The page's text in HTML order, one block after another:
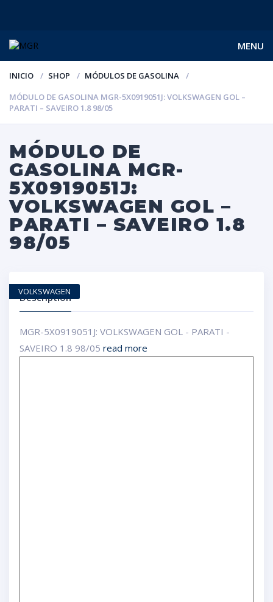
MENU
INICIO SHOP
MÓDULOS DE GASOLINA
MÓDULO DE GASOLINA MGR-5X0919051J: VOLKSWAGEN GOL –
PARATI – SAVEIRO 1.8 98/05
MÓDULO DE
GASOLINA MGR-
5X0919051J:
VOLKSWAGEN GOL –
PARATI – SAVEIRO 1.8
98/05
Description
MGR-5X0919051J: VOLKSWAGEN GOL - PARATI -
SAVEIRO 1.8 98/05 read more
VOLKSWAGEN